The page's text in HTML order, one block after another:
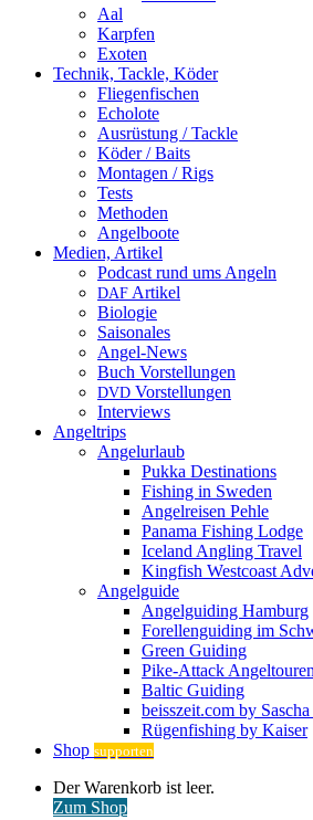
Aal
Karpfen
Exoten
Technik, Tackle, Köder
Fliegenfischen
Echolote
Ausrüstung / Tackle
Köder / Baits
Montagen / Rigs
Tests
Methoden
Angelboote
Medien, Artikel
Podcast rund ums Angeln
DAF Artikel
Biologie
Saisonales
Angel-News
Buch Vorstellungen
DVD Vorstellungen
Interviews
Angeltrips
Angelurlaub
Pukka Destinations
Fishing in Sweden
Angelreisen Pehle
Panama Fishing Lodge
Iceland Angling Travel
Kingfish Westcoast
Angelguide
Angelguiding Hamburg
Forellenguiding im
Green Guiding
Pike-Attack Angeltouren
Baltic Guiding
beisszeit.com by
Rügenfishing by Kaiser
Shop supporten
Warenkorb
ansehen
Der Warenkorb ist leer.
Zum Shop